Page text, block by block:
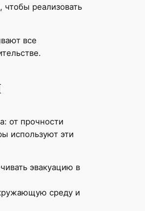
реализовать
все
от прочности
используют эти
эвакуацию в
среду и